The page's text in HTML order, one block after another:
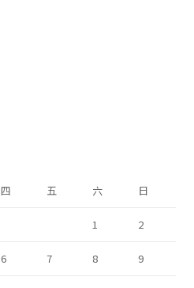
四 五 六 日
1 2
6 7 8 9